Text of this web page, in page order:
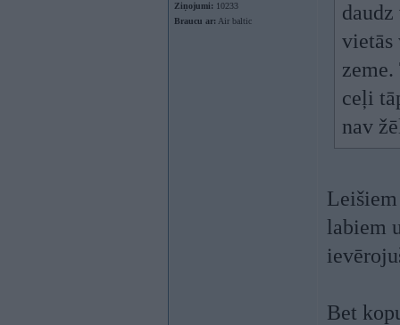
Ziņojumi: 10233
Braucu ar: Air baltic
vietās
ceļi
nav
labiem
Bet